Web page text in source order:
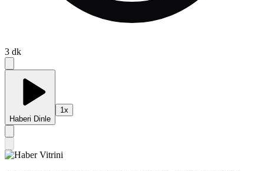
3 dk
Haberi Dinle
1x